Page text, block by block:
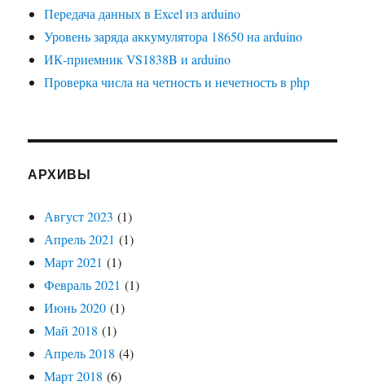
Передача данных в Excel из arduino
Уровень заряда аккумулятора 18650 на arduino
ИК-приемник VS1838B и arduino
Проверка числа на четность и нечетность в php
АРХИВЫ
Август 2023 (1)
Апрель 2021 (1)
Март 2021 (1)
Февраль 2021 (1)
Июнь 2020 (1)
Май 2018 (1)
Апрель 2018 (4)
Март 2018 (6)